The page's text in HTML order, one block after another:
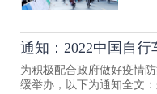
通知：2022中国自
为积极配合政府做好疫情
缓举办，以下为通知全文：